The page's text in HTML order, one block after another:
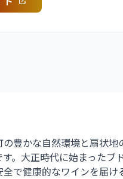
豊かな自然環境と扇状
。大正時代に始まった
で健康的なワインを届け